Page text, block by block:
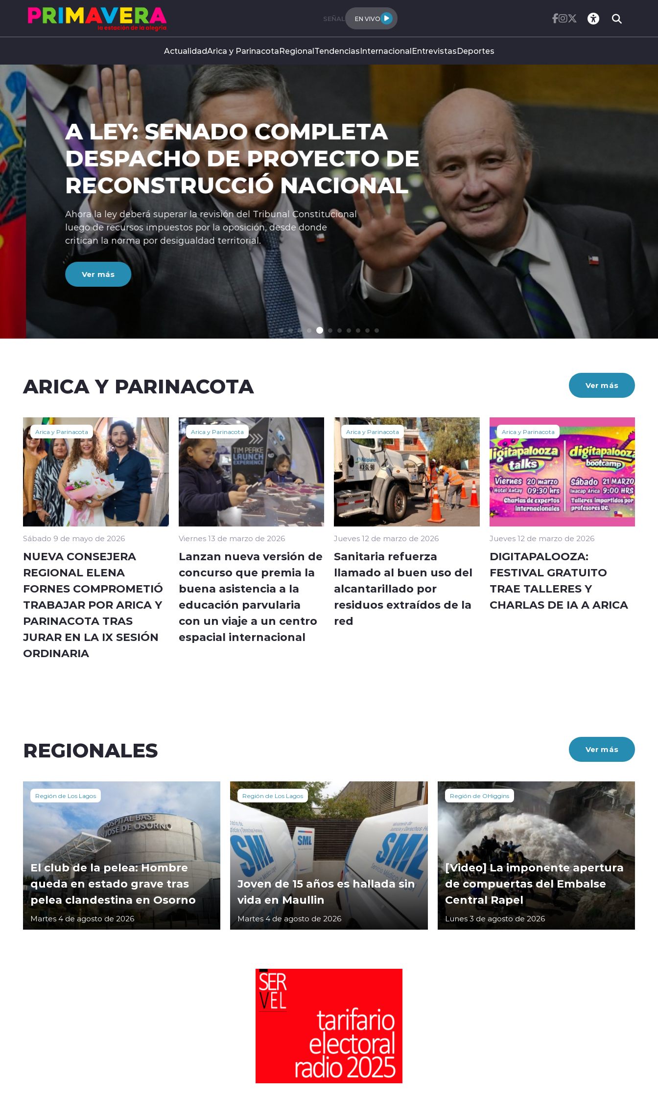
SEÑAL EN VIVO
ActualidadArica y ParinacotaRegionalTendenciasInternacionalEntrevistasDeportes
A LEY: SENADO COMPLETA
DESPACHO DE PROYECTO DE
RECONSTRUCCIÓ NACIONAL
Ahora la ley deberá superar la revisión del Tribunal Constitucional
luego de recursos impuestos por la oposición, desde donde
critican la norma por desigualdad territorial.
Ver más
ARICA Y PARINACOTA Ver más
Arica y Parinacota
Sábado 9 de mayo de 2026
NUEVA CONSEJERA
REGIONAL ELENA
FORNES COMPROMETIÓ
TRABAJAR POR ARICA Y
PARINACOTA TRAS
JURAR EN LA IX SESIÓN
ORDINARIA
Arica y Parinacota
Viernes 13 de marzo de 2026
Lanzan nueva versión de
concurso que premia la
buena asistencia a la
educación parvularia
con un viaje a un centro
espacial internacional
Arica y Parinacota
Jueves 12 de marzo de 2026
Sanitaria refuerza
llamado al buen uso del
alcantarillado por
residuos extraídos de la
red
Arica y Parinacota
Jueves 12 de marzo de 2026
DIGITAPALOOZA:
FESTIVAL GRATUITO
TRAE TALLERES Y
CHARLAS DE IA A ARICA
REGIONALES Ver más
Región de Los Lagos
El club de la pelea: Hombre
queda en estado grave tras
pelea clandestina en Osorno
Martes 4 de agosto de 2026
Región de Los Lagos
Joven de 15 años es hallada sin
vida en Maullin
Martes 4 de agosto de 2026
Región de OHiggins
[Video] La imponente apertura
de compuertas del Embalse
Central Rapel
Lunes 3 de agosto de 2026